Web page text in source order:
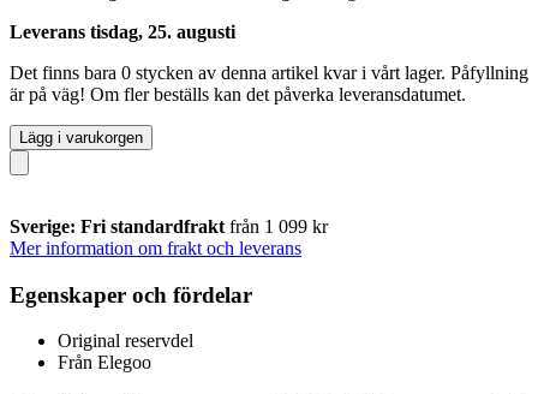
Leverans tisdag, 25. augusti
Det finns bara 0 stycken av denna artikel kvar i vårt lager. Påfyllning
är på väg! Om fler beställs kan det påverka leveransdatumet.
Lägg i varukorgen
Sverige: Fri standardfrakt från 1 099 kr
Mer information om frakt och leverans
Egenskaper och fördelar
Original reservdel
Från Elegoo